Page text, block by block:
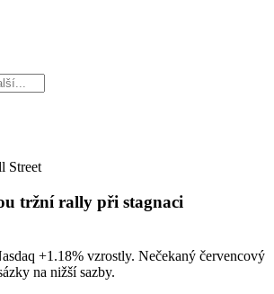
Street
tržní rally při stagnaci
+1.18% vzrostly. Nečekaný červencový
na nižší sazby.